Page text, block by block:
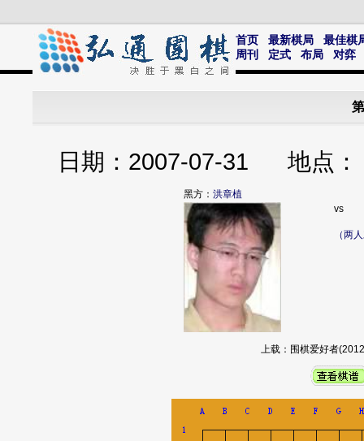
首页 最新棋局
最佳棋
周刊
定式 布局 对弈
日期：2007-07-31 地
黑方： 洪章植
vs
（两
上载：围棋爱好者